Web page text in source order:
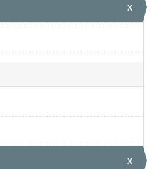
x
x